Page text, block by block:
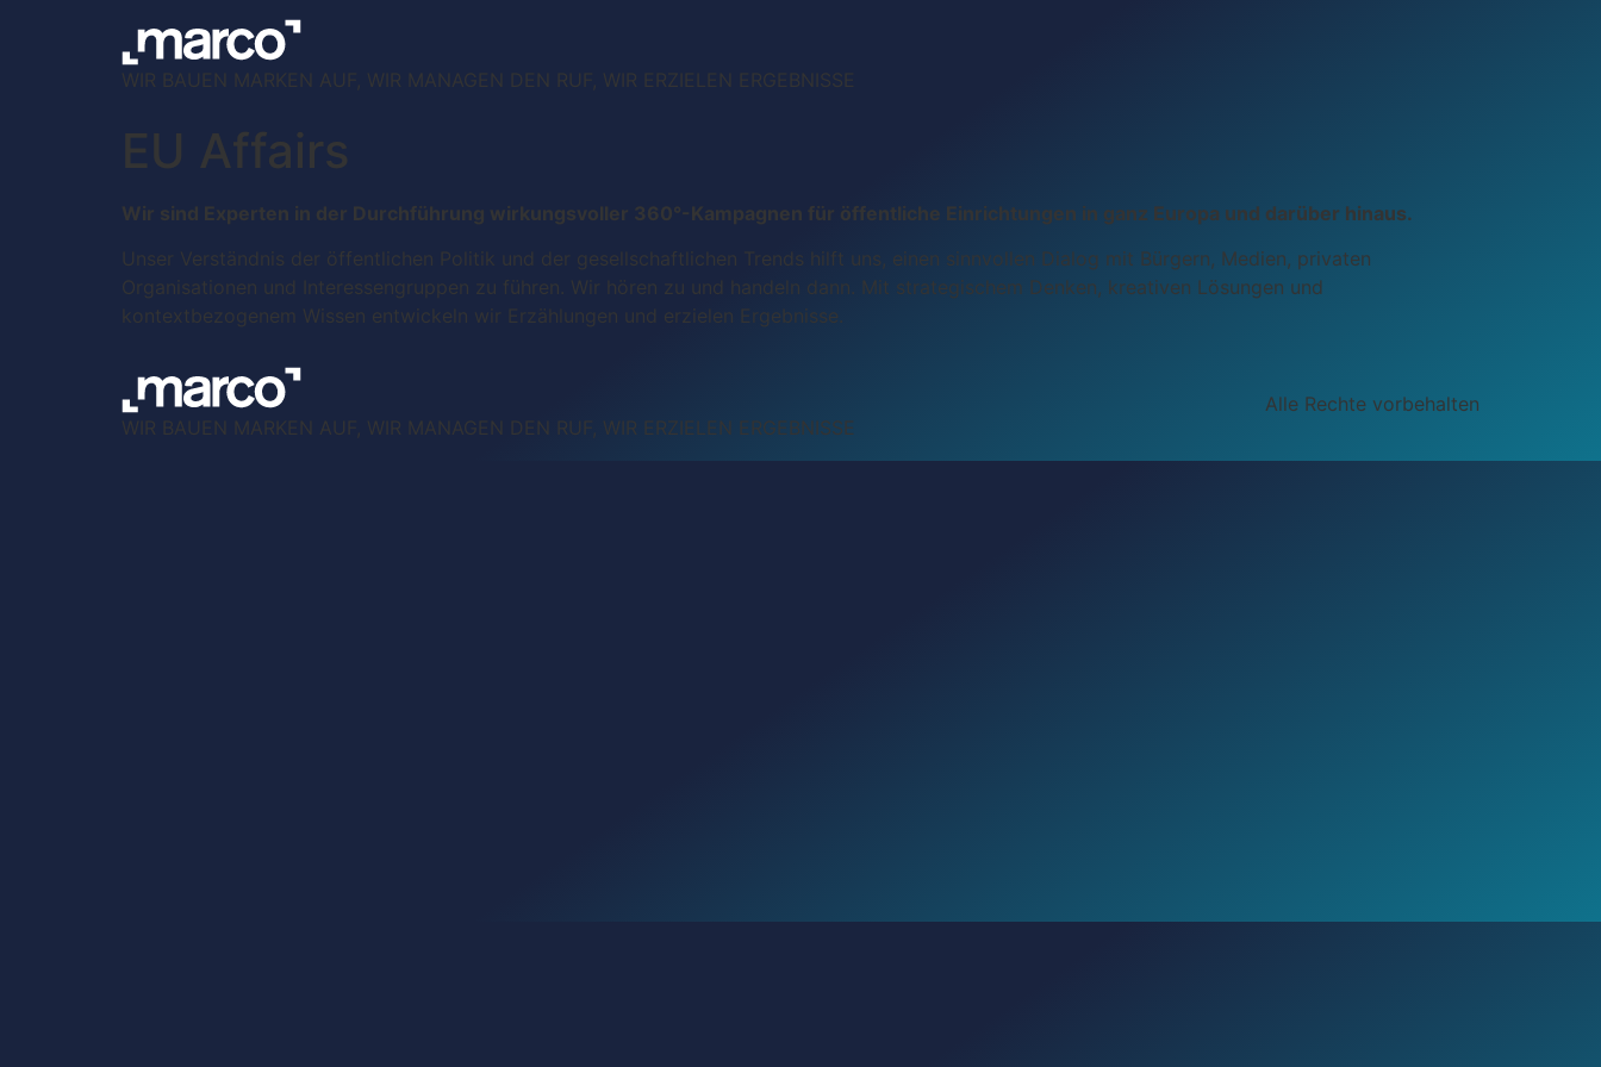
WIR BAUEN MARKEN AUF, WIR MANAGEN DEN RUF, WIR ERZIELEN ERGEBNISSE
EU Affairs
Wir sind Experten in der Durchführung wirkungsvoller 360°-Kampagnen für öffentliche Einrichtungen in ganz Europa und darüber hinaus.
Unser Verständnis der öffentlichen Politik und der gesellschaftlichen Trends hilft uns, einen sinnvollen Dialog mit Bürgern, Medien, privaten
Organisationen und Interessengruppen zu führen. Wir hören zu und handeln dann. Mit strategischem Denken, kreativen Lösungen und
kontextbezogenem Wissen entwickeln wir Erzählungen und erzielen Ergebnisse.
WIR BAUEN MARKEN AUF, WIR MANAGEN DEN RUF, WIR ERZIELEN ERGEBNISSE
Alle Rechte vorbehalten